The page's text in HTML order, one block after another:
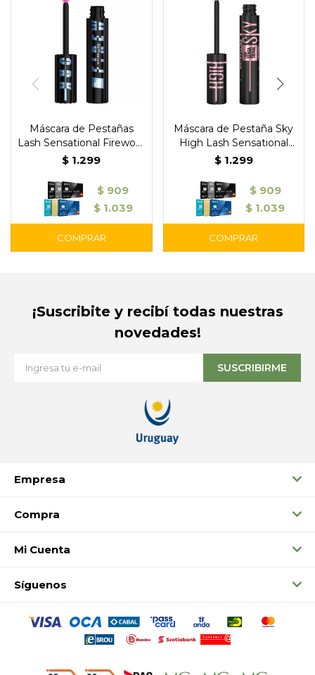
Máscara de Pestañas
Lash Sensational Firework
Electro Black WaterProof
$ 1.299
$ 909
$ 1.039
Máscara de Pestaña Sky
High Lash Sensational
Cosmic Nº799 -
$ 1.299
$ 909
$ 1.039
Empresa
Compra
Mi Cuenta
Síguenos
¡Suscribite y recibí todas nuestras
novedades!
SUSCRIBIRME